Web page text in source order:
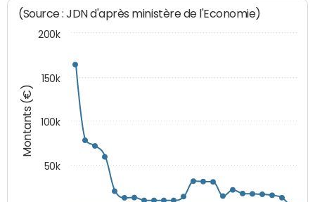
Montants (€)
(Source : JDN d'après ministère de l'Economie)
50k
100k
150k
200k